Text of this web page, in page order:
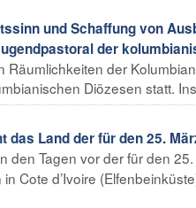
und Schaffung von
der
der
Diözesen statt.
das Land der für den 25.
den Tagen vor der für den
Cote d’Ivoire